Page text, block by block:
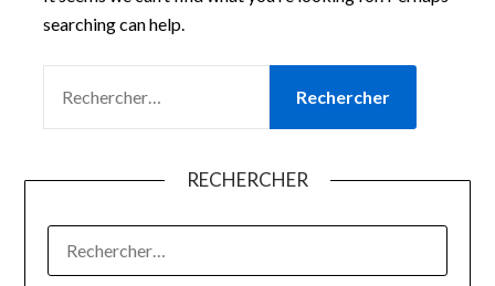
searching can help.
RECHERCHER